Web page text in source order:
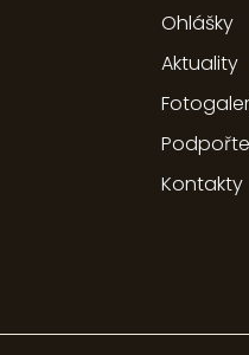
Ohlášky
Aktuality
Kontakty